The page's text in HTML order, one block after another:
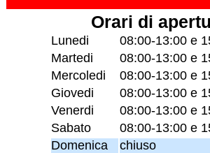
Orari di
Lunedi
08:00-13:00 e
Martedi
08:00-13:00 e
Mercoledi
08:00-13:00 e
Giovedi
08:00-13:00 e
Venerdi
08:00-13:00 e
Sabato
08:00-13:00 e
Domenica
chiuso